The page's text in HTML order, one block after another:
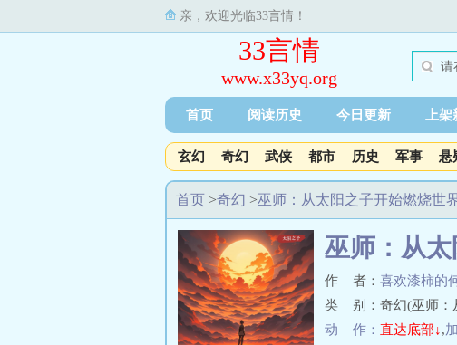
亲，欢迎光临33言情！
33言情
www.x33yq.org
首页 阅读历史 今日更新 上
玄幻 奇幻 武侠 都市 历史 军事 悬
首页 >奇幻 >巫师：从太阳之子开始燃烧世
巫师：从
作 者： 喜欢漆柿的
类 别：奇幻(巫师：
动 作： 直达底部↓,